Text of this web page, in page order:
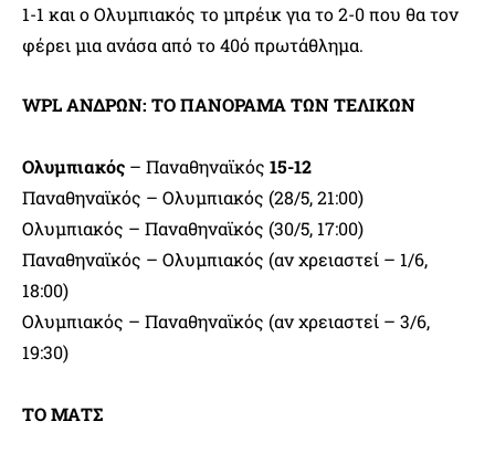
1-1 και ο Ολυμπιακός το μπρέικ για το 2-0 που θα τον
φέρει μια ανάσα από το 40ό πρωτάθλημα.
WPL ΑΝΔΡΩΝ: ΤΟ ΠΑΝΟΡΑΜΑ ΤΩΝ ΤΕΛΙΚΩΝ
Ολυμπιακός – Παναθηναϊκός 15-12
Παναθηναϊκός – Ολυμπιακός (28/5, 21:00)
Ολυμπιακός – Παναθηναϊκός (30/5, 17:00)
Παναθηναϊκός – Ολυμπιακός (αν χρειαστεί – 1/6,
18:00)
Ολυμπιακός – Παναθηναϊκός (αν χρειαστεί – 3/6,
19:30)
ΤΟ ΜΑΤΣ